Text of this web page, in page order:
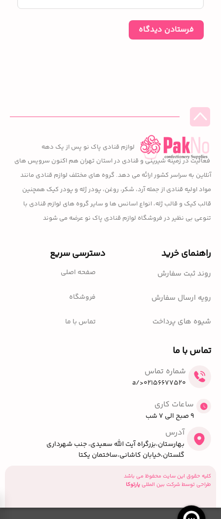
لوازم قنادی پاک نو پس از یک دهه
فعالیت در زمینه شیرینی و قنادی در استان تهران هم اکنون سرویس های
آنلاین به سراسر کشور ارائه می دهد. گروه های مختلف لوازم قنادی مانند
مواد اولیه قنادی از جمله آرد، شکر، روغن، پودر ژله و پودر کیک همچنین
قالب کیک و قالب ژله، انواع اسانس ها و سایر گروه های لوازم قنادی با
تنوعی بی نظیر در فروشگاه لوازم قنادی پاک نو عرضه می شوند
راهنمای خرید
روند ثبت سفارش
رویه ارسال سفارش
شیوه های پرداخت
دسترسی سریع
صفحه اصلی
فروشگاه
تماس با ما
تماس با ما
شماره تماس
02156677520</a
ساعات کاری
9 صبح الی 7 شب
آدرس
بهارستان،بزرگراه آیت الله سعیدی، جنب شهرداری
گلستان،خیابان کاشانی،ساختمان یکتا
کلیه حقوق این سایت محفوظ می باشد
طراحی توسط شرکت بین المللی پارتوکا